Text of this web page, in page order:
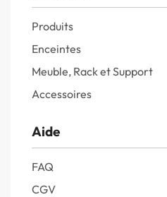
Produits
Enceintes
Meuble, Rack et Support
Accessoires
Aide
FAQ
CGV